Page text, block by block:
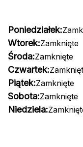
Poniedziałek:
Wtorek:Zamknięte
Środa:Zamknięte
Czwartek:
Piątek:Zamknięte
Sobota:Zamknięte
Niedziela: